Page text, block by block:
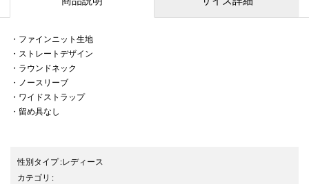
・ファインニット生地
・ストレートデザイン
・ラウンドネック
・ノースリーブ
・ワイドストラップ
・留め具なし
性別タイプ:レディース
カテゴリ :